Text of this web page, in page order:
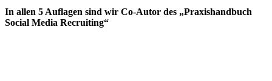
In allen 5 Auflagen sind wir Co-Autor des „Praxishandbuch
Social Media Recruiting“